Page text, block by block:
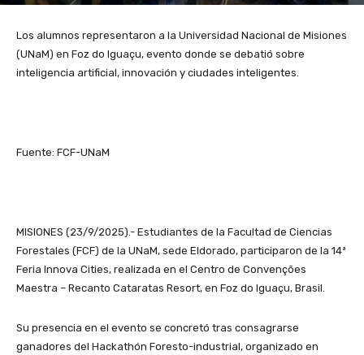
Los alumnos representaron a la Universidad Nacional de Misiones
(UNaM) en Foz do Iguaçu, evento donde se debatió sobre
inteligencia artificial, innovación y ciudades inteligentes.
Fuente: FCF-UNaM
MISIONES (23/9/2025).- Estudiantes de la Facultad de Ciencias
Forestales (FCF) de la UNaM, sede Eldorado, participaron de la 14ª
Feria Innova Cities, realizada en el Centro de Convenções
Maestra – Recanto Cataratas Resort, en Foz do Iguaçu, Brasil.
Su presencia en el evento se concretó tras consagrarse
ganadores del Hackathón Foresto-industrial, organizado en